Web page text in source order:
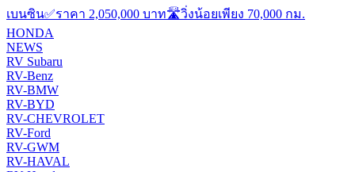
เบนซิน✅ราคา 2,050,000 บาท🛣️วิ่งน้อยเพียง 70,000 กม.
HONDA
NEWS
RV Subaru
RV-Benz
RV-BMW
RV-BYD
RV-CHEVROLET
RV-Ford
RV-GWM
RV-HAVAL